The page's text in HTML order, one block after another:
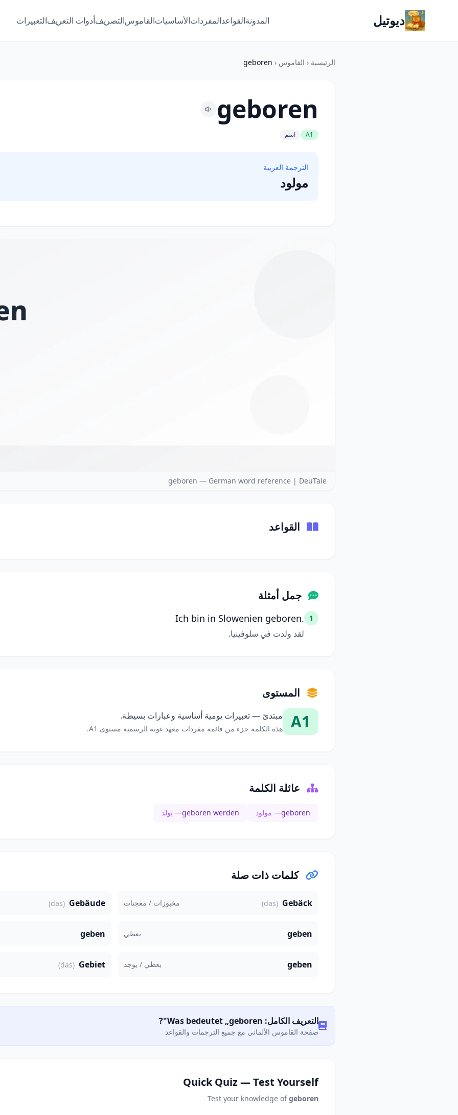
ديوتيل المدونةالقواعدالمفرداتالأساسياتالقاموسالتصريفأدوات التعريفالتعبيرات
الرئيسية ‹ القاموس ‹
geboren
geboren
A1 اسم
الترجمة العربية
مولود
geboren — German word reference | DeuTale
القواعد
جمل أمثلة
1
Ich bin in Slowenien geboren.
لقد ولدت في سلوفينيا.
المستوى
A1 مبتدئ — تعبيرات يومية أساسية وعبارات بسيطة.
هذه الكلمة جزء من قائمة مفردات معهد غوته الرسمية مستوى A1.
عائلة الكلمة
geboren— مولود geboren werden— يولد
كلمات ذات صلة
Gebäck
(das) مخبوزات / معجنات Gebäude
(das)
geben يعطي geben
geben يعطي / يوجد Gebiet
(das)
التعريف الكامل: Was bedeutet „geboren"?
صفحة القاموس الألماني مع جميع الترجمات والقواعد
Quick Quiz — Test Yourself
Test your knowledge ofgeboren